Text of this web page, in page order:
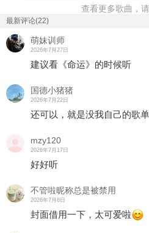
查看更多歌曲，
最新评论(22)
萌妹训师
2026年7月27日
建议看《命运》的时候听
国德小猪猪
2026年7月22日
还可以，就是没我自己的歌
mzy120
2026年7月17日
好好听
不管啦昵称总是被禁用
2026年7月8日
封面借用一下，太可爱啦